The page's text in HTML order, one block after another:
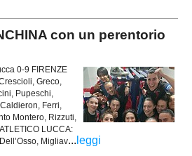
con un perentorio
0-9 FIRENZE
Greco,
Pupeschi,
Ferri,
Montero, Rizzuti,
LUCCA:
Migliav... leggi